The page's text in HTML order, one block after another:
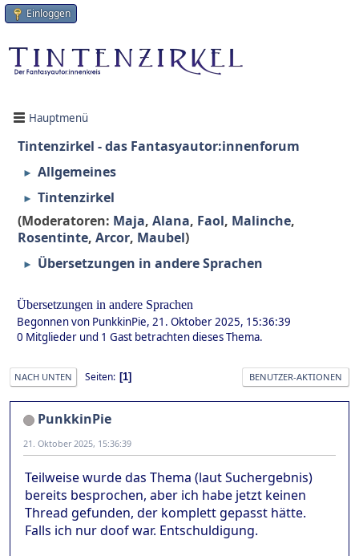
Einloggen
Hauptmenü
Tintenzirkel - das Fantasyautor:innenforum
► Allgemeines
► Tintenzirkel
(Moderatoren: Maja, Alana, Faol, Malinche,
Rosentinte, Arcor, Maubel)
► Übersetzungen in andere Sprachen
Übersetzungen in andere Sprachen
Begonnen von PunkkinPie, 21. Oktober 2025, 15:36:39
0 Mitglieder und 1 Gast betrachten dieses Thema.
NACH UNTEN Seiten 1 BENUTZER-AKTIONEN
PunkkinPie
21. Oktober 2025, 15:36:39
Teilweise wurde das Thema (laut Suchergebnis)
bereits besprochen, aber ich habe jetzt keinen
Thread gefunden, der komplett gepasst hätte.
Falls ich nur doof war. Entschuldigung.